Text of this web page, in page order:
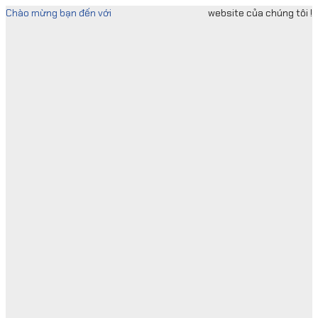
Skip
Chào mừng bạn đến với website của chúng tôi !